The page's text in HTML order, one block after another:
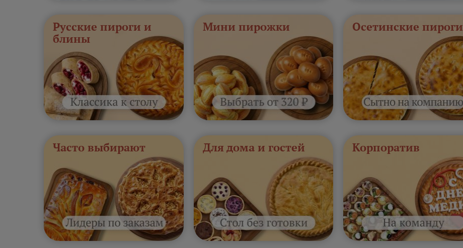
Русские пироги и
блины
Мини пирожки Осетинские пироги
Часто выбирают Для дома и гостей Корпоратив